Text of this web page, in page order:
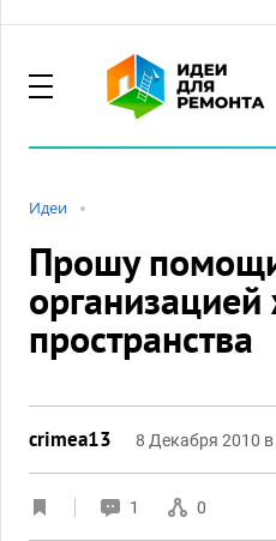
Идеи
Прошу
пространства
crimea13 8 Декабря 2010 в
1 0